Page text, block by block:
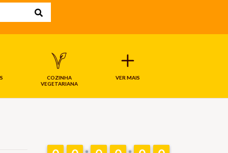
COZINHA
VEGETARIANA
VER MAIS